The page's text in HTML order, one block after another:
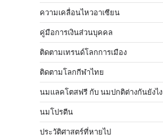
ความเคลื่อนไหวอาเซียน
คู่มือการเงินส่วนบุคคล
ติดตามเทรนด์โลกการเมือง
ติดตามโลกกีฬาไทย
นมแลคโตสฟรี กับ นมปกติต่างกันยังไง
นมโปรตีน
ประวัติศาสตร์ที่หายไป